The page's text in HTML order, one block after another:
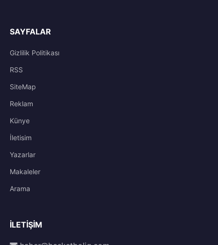
SAYFALAR
Gizlilik Politikası
RSS
SiteMap
Reklam
Künye
İletisim
Yazarlar
Makaleler
Arama
İLETIŞIM